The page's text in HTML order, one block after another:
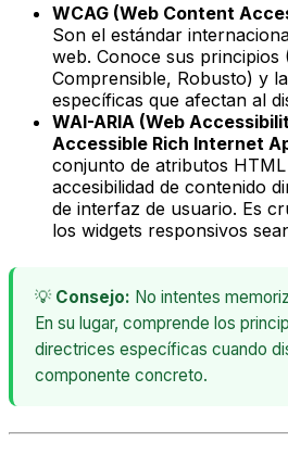
WCAG (Web Content
Son el estándar
web. Conoce sus principios
Comprensible, Robusto) y
específicas que afectan al
WAI-ARIA (Web
Accessible Rich Internet
conjunto de atributos
accesibilidad de contenido
de interfaz de usuario. Es
los widgets responsivos
💡 Consejo: No intentes
En su lugar, comprende los
directrices específicas cuando
componente concreto.